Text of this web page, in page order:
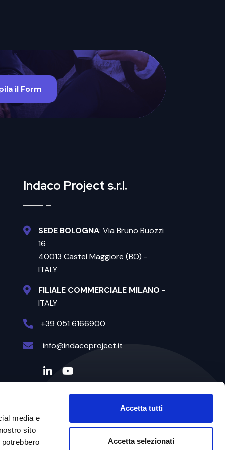
media e
sito
Accetta tutti
Accetta selezionati
il Form
Indaco Project s.r.l.
SEDE BOLOGNA: Via Bruno Buozzi
16
40013 Castel Maggiore (BO) -
ITALY
FILIALE COMMERCIALE MILANO -
ITALY
+39 051 6166900
info@indacoproject.it